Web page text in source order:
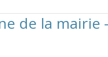
de la mairie